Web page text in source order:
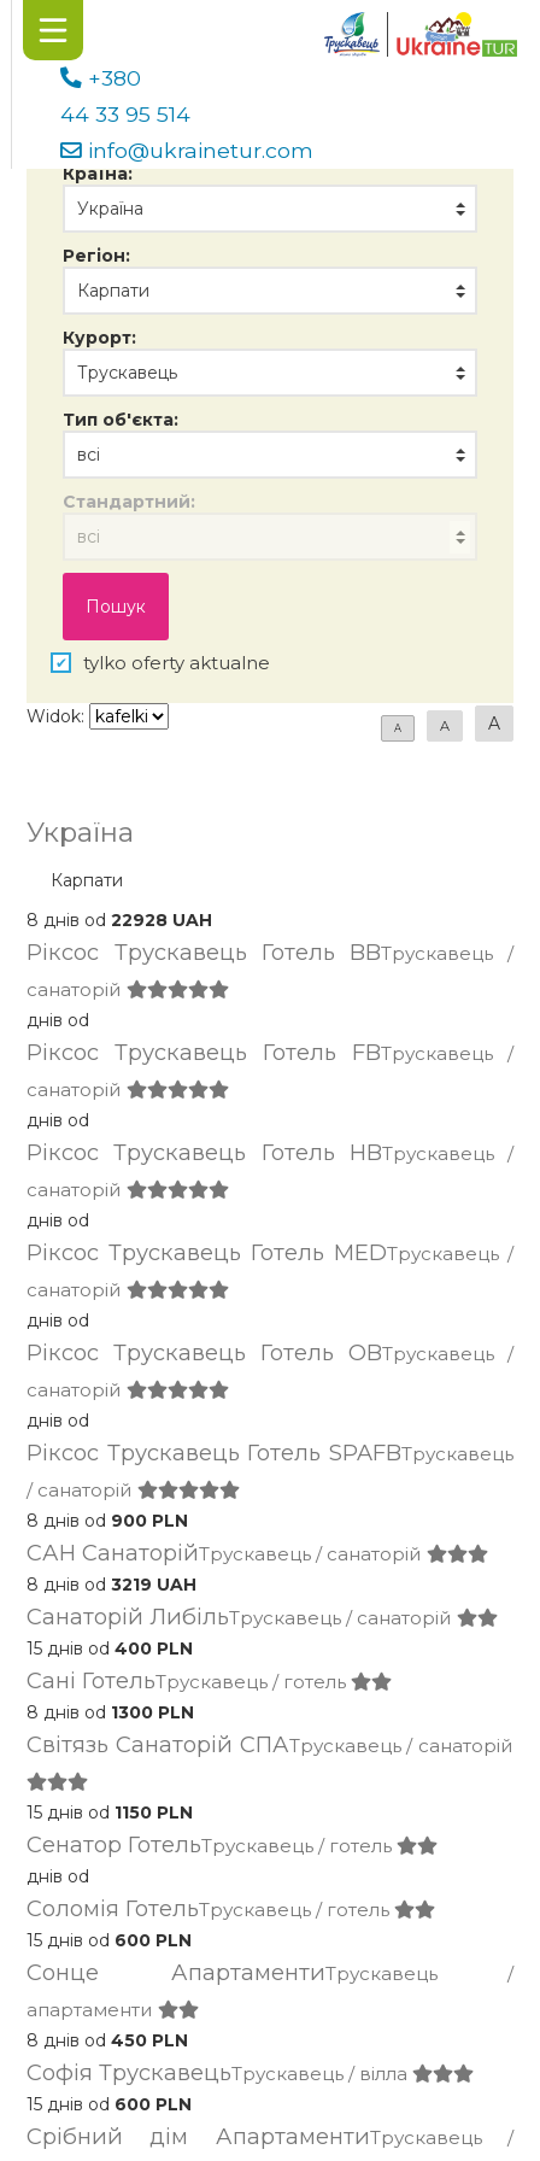
+380
44 33 95 514
info@ukrainetur.com
Країна:
Регіон:
Курорт:
Тип об'єкта:
Стандартний:
tylko oferty aktualne
Widok:
A A A
Україна
Карпати
8 днів od22928 UAH
Ріксос Трускавець Готель BBТрускавець /
санаторій
днів od
Ріксос Трускавець Готель FBТрускавець /
санаторій
днів od
Ріксос Трускавець Готель HBТрускавець /
санаторій
днів od
Ріксос Трускавець Готель MEDТрускавець /
санаторій
днів od
Ріксос Трускавець Готель OBТрускавець /
санаторій
днів od
Ріксос Трускавець Готель SPAFBТрускавець
/ санаторій
8 днів od 900 PLN
САН СанаторійТрускавець / санаторій
8 днів od3219 UAH
Санаторій ЛибільТрускавець / санаторій
15 днів od400 PLN
Сані ГотельТрускавець / готель
8 днів od 1300 PLN
Світязь Санаторій СПАТрускавець / санаторій
15 днів od 1150 PLN
Сенатор ГотельТрускавець / готель
днів od
Соломія ГотельТрускавець / готель
15 днів od 600 PLN
Сонце АпартаментиТрускавець /
апартаменти
8 днів od450 PLN
Софія ТрускавецьТрускавець / вілла
15 днів od 600 PLN
Срібний дім АпартаментиТрускавець /